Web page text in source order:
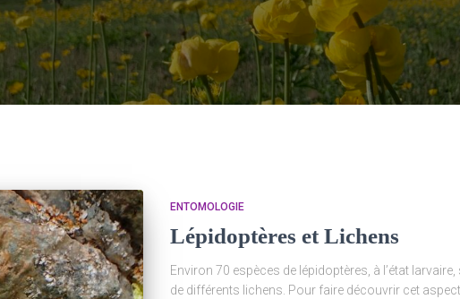
ENTOMOLOGIE
Lépidoptères et Lichens
Environ 70 espèces de lépidoptères, à l’état
de différents lichens. Pour faire découvrir cet